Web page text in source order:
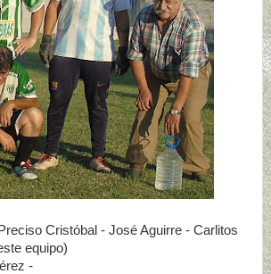
Cristóbal - José Aguirre - Carlitos
equipo)
-